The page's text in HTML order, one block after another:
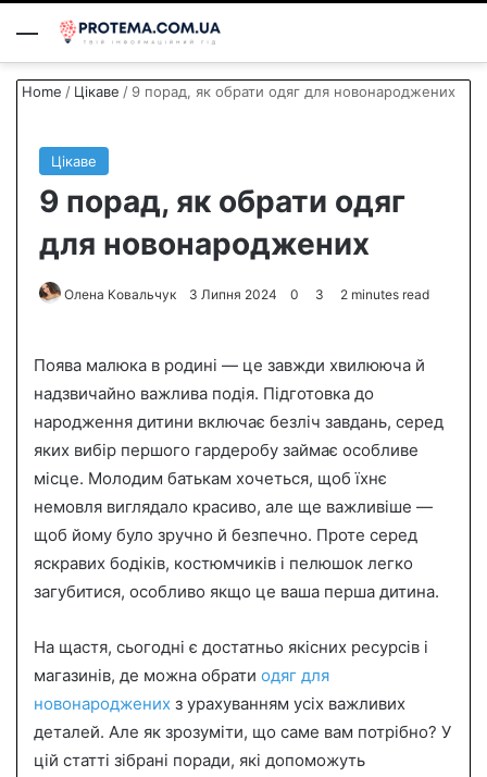
Menu
Home / Цікаве / 9 порад, як обрати одяг для новонароджених
Цікаве
9 порад, як обрати одяг
для новонароджених
Олена Ковальчук
d
a
n
e
m
a
i
3 Липня 2024 0 3 2 minutes read
Поява малюка в родині — це завжди хвилююча й
надзвичайно важлива подія. Підготовка до
народження дитини включає безліч завдань, серед
яких вибір першого гардеробу займає особливе
місце. Молодим батькам хочеться, щоб їхнє
немовля виглядало красиво, але ще важливіше —
щоб йому було зручно й безпечно. Проте серед
яскравих бодіків, костюмчиків і пелюшок легко
загубитися, особливо якщо це ваша перша дитина.
На щастя, сьогодні є достатньо якісних ресурсів і
магазинів, де можна обрати одяг для
новонароджених з урахуванням усіх важливих
деталей. Але як зрозуміти, що саме вам потрібно? У
цій статті зібрані поради, які допоможуть